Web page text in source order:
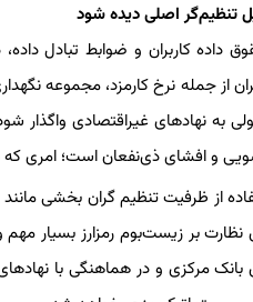
تنظیم‌گر اصلی دیده شود
داده کاربران و ضوابط تبادل
از جمله نرخ کارمزد، مجموعه
به نهادهای غیراقتصادی
و افشای ذی‌نفعان است؛ امری که
از ظرفیت تنظیم گران بخشی
نظارت بر زیست‌بوم رمزارز بسیار
بانک مرکزی و در هماهنگی با